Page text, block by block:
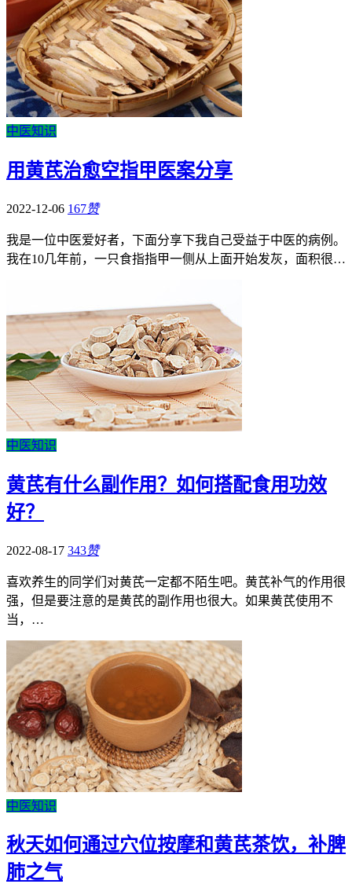
中医知识
用黄芪治愈空指甲医案分享
2022-12-06 167赞
我是一位中医爱好者，下面分享下我自己受益于中医的病例。
我在10几年前，一只食指指甲一侧从上面开始发灰，面积很…
中医知识
黄芪有什么副作用？如何搭配食用功效
好？
2022-08-17 343赞
喜欢养生的同学们对黄芪一定都不陌生吧。黄芪补气的作用很
强，但是要注意的是黄芪的副作用也很大。如果黄芪使用不
当，…
中医知识
秋天如何通过穴位按摩和黄芪茶饮，补脾
肺之气